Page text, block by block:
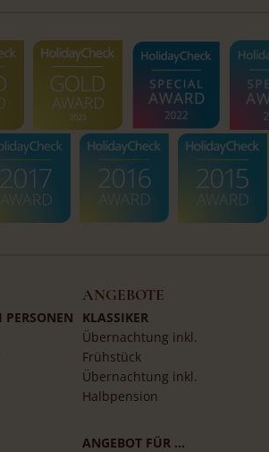
ANGEBOTE
KLASSIKER
Übernachtung inkl.
Frühstück
Übernachtung inkl.
Halbpension
ANGEBOT FÜR …